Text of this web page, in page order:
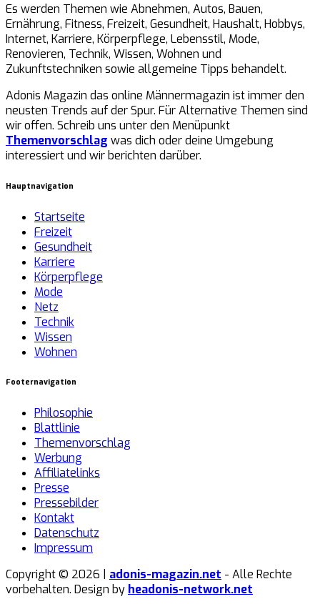
Es werden Themen wie Abnehmen, Autos, Bauen,
Ernährung, Fitness, Freizeit, Gesundheit, Haushalt, Hobbys,
Internet, Karriere, Körperpflege, Lebensstil, Mode,
Renovieren, Technik, Wissen, Wohnen und
Zukunftstechniken sowie allgemeine Tipps behandelt.
Adonis Magazin das online Männermagazin ist immer den
neusten Trends auf der Spur. Für Alternative Themen sind
wir offen. Schreib uns unter den Menüpunkt
Themenvorschlag was dich oder deine Umgebung
interessiert und wir berichten darüber.
Hauptnavigation
Startseite
Freizeit
Gesundheit
Karriere
Körperpflege
Mode
Netz
Technik
Wissen
Wohnen
Footernavigation
Philosophie
Blattlinie
Themenvorschlag
Werbung
Affiliatelinks
Presse
Pressebilder
Kontakt
Datenschutz
Impressum
Copyright © 2026 | adonis-magazin.net - Alle Rechte
vorbehalten. Design by headonis-network.net